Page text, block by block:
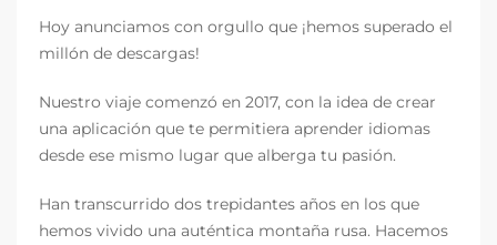
Hoy anunciamos con orgullo que ¡hemos superado el
millón de descargas!
Nuestro viaje comenzó en 2017, con la idea de crear
una aplicación que te permitiera aprender idiomas
desde ese mismo lugar que alberga tu pasión.
Han transcurrido dos trepidantes años en los que
hemos vivido una auténtica montaña rusa. Hacemos